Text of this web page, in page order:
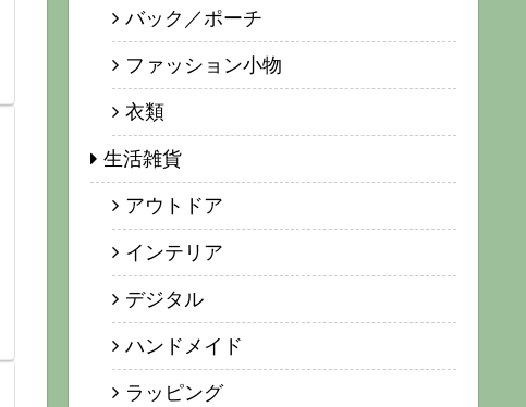
バック／ポーチ
ファッション小物
衣類
生活雑貨
アウトドア
インテリア
デジタル
ハンドメイド
ラッピング